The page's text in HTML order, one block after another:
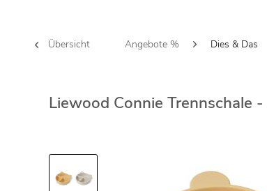
Übersicht Angebote % Dies & Das
Liewood Connie Trennschale